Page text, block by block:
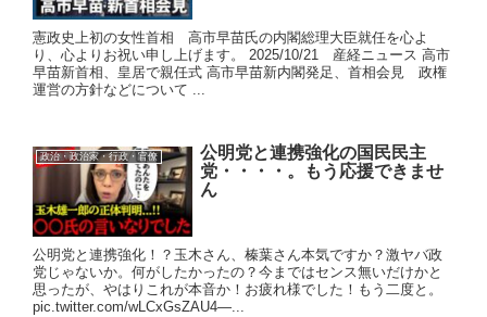
憲政史上初の女性首相 高市早苗氏の内閣総理大臣就任を心よ
り、心よりお祝い申し上げます。 2025/10/21 産経ニュース 高市
早苗新首相、皇居で親任式 高市早苗新内閣発足、首相会見 政権
運営の方針などについて ...
政治・政治家・行政・官僚
公明党と連携強化の国民民主
党・・・・。もう応援できませ
ん
公明党と連携強化！？玉木さん、榛葉さん本気ですか？激ヤバ政
党じゃないか。何がしたかったの？今まではセンス無いだけかと
思ったが、やはりこれが本音か！お疲れ様でした！もう二度と。
pic.twitter.com/wLCxGsZAU4—...